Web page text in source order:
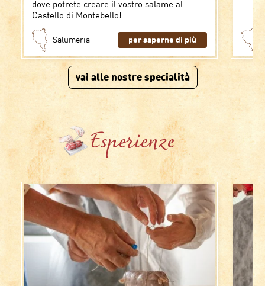
dove potrete creare il vostro salame al
Castello di Montebello!
Salumeria per saperne di più
vai alle nostre specialità
Esperienze